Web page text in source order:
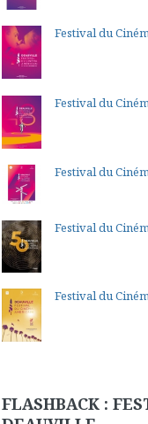
Festival du
Festival du
Festival du
Festival du
Festival du
FLASHBACK :